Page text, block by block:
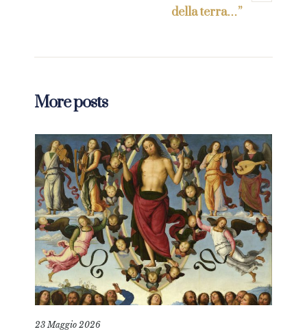
della terra…”
More posts
23 Maggio 2026